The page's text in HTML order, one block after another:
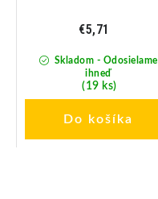
Skladom - Odosielame
ihneď
(19 ks)
€5,71
Do košíka